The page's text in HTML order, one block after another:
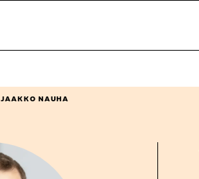
JAAKKO NAUHA